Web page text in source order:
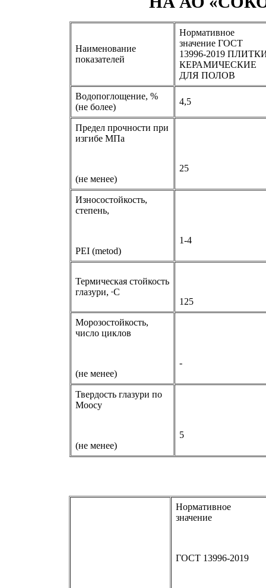
Наименование
показателей
Нормативное
значение ГОСТ
13996-2019
КЕРАМИЧЕСКИЕ
ДЛЯ ПОЛОВ
Водопоглощение, %
(не более)
4,5
Предел прочности при
изгибе МПа
(не менее)
25
Износостойкость,
степень,
PEI (metod)
1-4
Термическая стойкость
глазури,°С
125
Морозостойкость,
число циклов
(не менее)
-
Твердость глазури по
Моосу
(не менее)
5
Нормативное
значение
ГОСТ 13996-2019